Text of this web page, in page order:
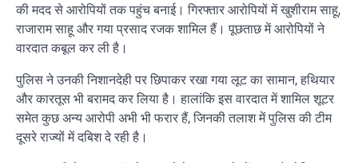
की मदद से आरोपियों तक पहुंच बनाई। गिरफ्तार आरोपियों में खुशीराम साहू,
राजाराम साहू और गया प्रसाद रजक शामिल हैं। पूछताछ में आरोपियों ने
वारदात कबूल कर ली है।
पुलिस ने उनकी निशानदेही पर छिपाकर रखा गया लूट का सामान, हथियार
और कारतूस भी बरामद कर लिया है। हालांकि इस वारदात में शामिल शूटर
समेत कुछ अन्य आरोपी अभी भी फरार हैं, जिनकी तलाश में पुलिस की टीम
दूसरे राज्यों में दबिश दे रही है।